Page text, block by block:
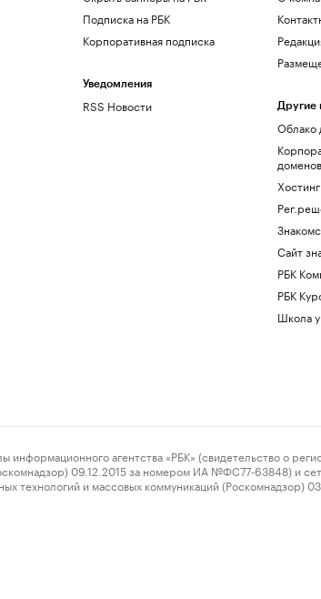
Подписка на РБК
Корпоративная подписка
Уведомления
RSS Новости Другие
Облако
доменов
Сайт
РБК
РБК
Школа
агентства «РБК» (свидетельство о
09.12.2015 за номером ИА №ФС77-63848) и
технологий и массовых коммуникаций